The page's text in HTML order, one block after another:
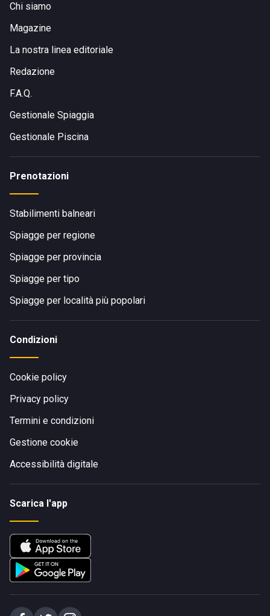
Chi siamo
Magazine
La nostra linea editoriale
Redazione
F.A.Q.
Gestionale Spiaggia
Gestionale Piscina
Prenotazioni
Stabilimenti balneari
Spiagge per regione
Spiagge per provincia
Spiagge per tipo
Spiagge per località più popolari
Condizioni
Cookie policy
Privacy policy
Termini e condizioni
Gestione cookie
Accessibilità digitale
Scarica l'app